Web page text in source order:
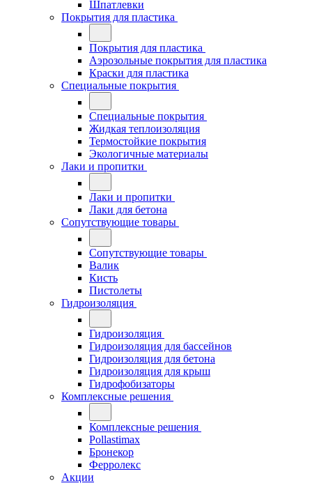
Шпатлевки
Покрытия для пластика
Покрытия для пластика
Аэрозольные покрытия для пластика
Краски для пластика
Специальные покрытия
Специальные покрытия
Жидкая теплоизоляция
Термостойкие покрытия
Экологичные материалы
Лаки и пропитки
Лаки и пропитки
Лаки для бетона
Сопутствующие товары
Сопутствующие товары
Валик
Кисть
Пистолеты
Гидроизоляция
Гидроизоляция
Гидроизоляция для бассейнов
Гидроизоляция для бетона
Гидроизоляция для крыш
Гидрофобизаторы
Комплексные решения
Комплексные решения
Pollastimax
Бронекор
Ферролекс
Акции